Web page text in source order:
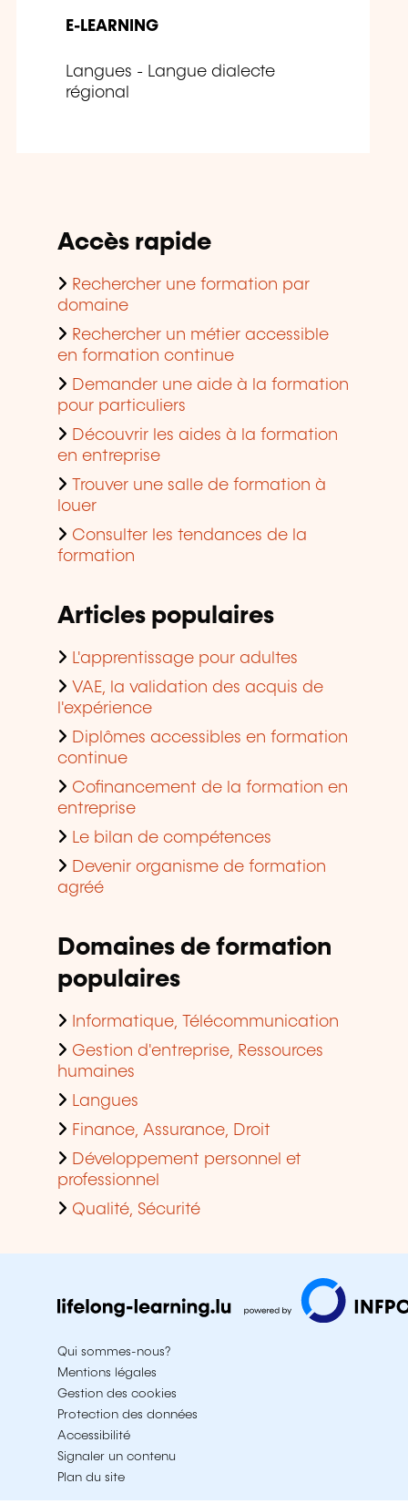
E-LEARNING
Langues - Langue dialecte
régional
Accès rapide
Rechercher une formation par
domaine
Rechercher un métier accessible
en formation continue
Demander une aide à la formation
pour particuliers
Découvrir les aides à la formation
en entreprise
Trouver une salle de formation à
louer
Consulter les tendances de la
formation
Articles populaires
L'apprentissage pour adultes
VAE, la validation des acquis de
l'expérience
Diplômes accessibles en formation
continue
Cofinancement de la formation en
entreprise
Le bilan de compétences
Devenir organisme de formation
agréé
Domaines de formation
populaires
Informatique, Télécommunication
Gestion d'entreprise, Ressources
humaines
Langues
Finance, Assurance, Droit
Développement personnel et
professionnel
Qualité, Sécurité
Qui sommes-nous?
Mentions légales
Gestion des cookies
Protection des données
Accessibilité
Signaler un contenu
Plan du site